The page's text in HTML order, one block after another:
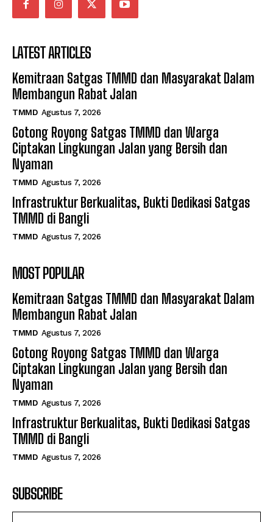
LATEST ARTICLES
Kemitraan Satgas TMMD dan Masyarakat Dalam
Membangun Rabat Jalan
TMMD Agustus 7, 2026
Gotong Royong Satgas TMMD dan Warga
Ciptakan Lingkungan Jalan yang Bersih dan
Nyaman
TMMD Agustus 7, 2026
Infrastruktur Berkualitas, Bukti Dedikasi Satgas
TMMD di Bangli
TMMD Agustus 7, 2026
MOST POPULAR
Kemitraan Satgas TMMD dan Masyarakat Dalam
Membangun Rabat Jalan
TMMD Agustus 7, 2026
Gotong Royong Satgas TMMD dan Warga
Ciptakan Lingkungan Jalan yang Bersih dan
Nyaman
TMMD Agustus 7, 2026
Infrastruktur Berkualitas, Bukti Dedikasi Satgas
TMMD di Bangli
TMMD Agustus 7, 2026
SUBSCRIBE